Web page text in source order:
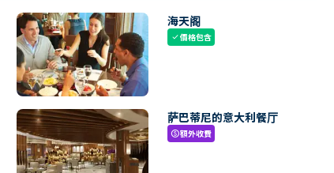
海天阁
check價格包含
萨巴蒂尼的意大利餐厅
paid額外收費